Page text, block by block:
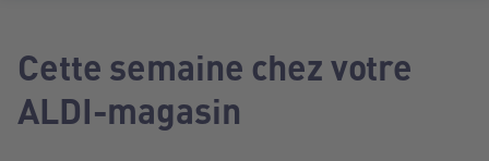
Cette semaine chez votre
ALDI-magasin